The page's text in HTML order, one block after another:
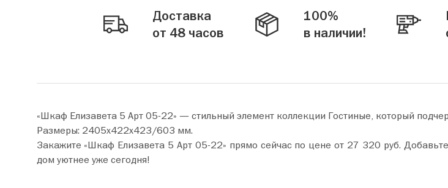
Доставка
от 48 часов
100%
в наличии!
«Шкаф Елизавета 5 Арт 05-22» — стильный элемент коллекции Гостиные, который
Размеры: 2405х422х423/603 мм.
Закажите «Шкаф Елизавета 5 Арт 05-22» прямо сейчас по цене от 27 320 руб. Добавьте товар в корзину и оформите покупку всего за пару минут. Сделайте ваш
дом уютнее уже сегодня!